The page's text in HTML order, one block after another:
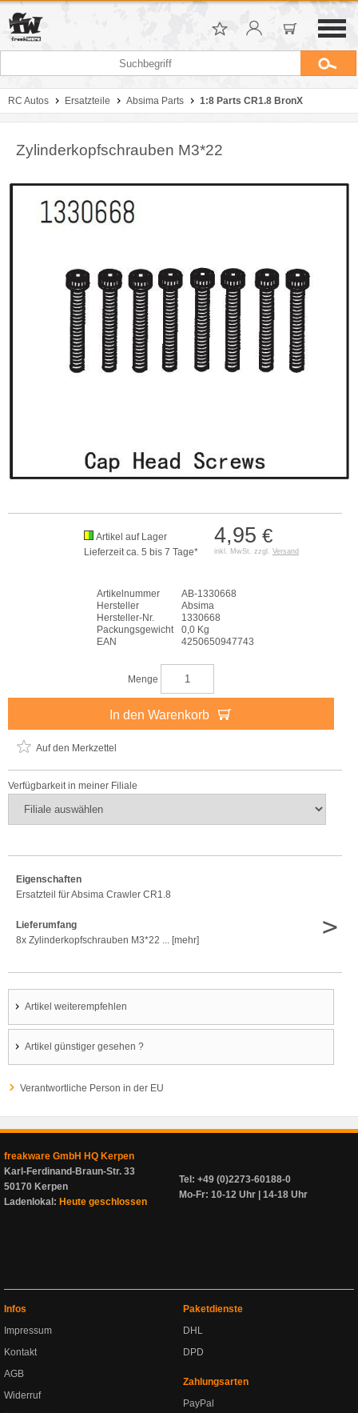
RC Autos Ersatzteile Absima Parts 1:8 Parts CR1.8 BronX
Zylinderkopfschrauben M3*22
4,95 €
inkl. MwSt. zzgl. Versand
Artikel auf Lager
Lieferzeit ca. 5 bis 7 Tage*
Artikelnummer
AB-1330668
Hersteller
Absima
Hersteller-Nr.
1330668
Packungsgewicht
0,0 Kg
EAN
4250650947743
Menge
In den Warenkorb
Auf den Merkzettel
Verfügbarkeit in meiner Filiale
Eigenschaften
Ersatzteil für Absima Crawler CR1.8
Lieferumfang
8x Zylinderkopfschrauben M3*22 ... [mehr]
>
Artikel weiterempfehlen
Artikel günstiger gesehen ?
Verantwortliche Person in der EU
freakware GmbH HQ Kerpen
Karl-Ferdinand-Braun-Str. 33
50170 Kerpen
Ladenlokal: Heute geschlossen
Tel: +49 (0)2273-60188-0
Mo-Fr: 10-12 Uhr | 14-18 Uhr
Infos
Impressum
Kontakt
AGB
Widerruf
Paketdienste
DHL
DPD
Zahlungsarten
PayPal